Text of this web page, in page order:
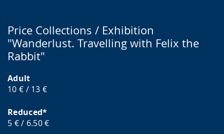
Price Collections / Exhibition
"Wanderlust. Travelling with Felix the
Rabbit"
Adult
10 € / 13 €
Reduced*
5 € / 6.50 €